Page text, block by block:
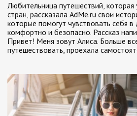
Любительница путешествий, которая
стран, рассказала AdMe.ru свои
которые помогут чувствовать себя в
комфортно и безопасно. Рассказ
Привет! Меня зовут Алиса. Больше
путешествовать, проехала